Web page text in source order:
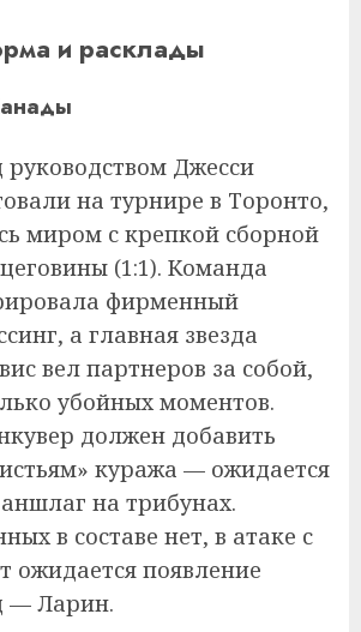
и расклады
Джесси
на турнире в Торонто,
миром с крепкой сборной
(1:1). Команда
фирменный
а главная звезда
вел партнеров за собой,
убойных моментов.
должен добавить
куража — ожидается
на трибунах.
в составе нет, в атаке с
ожидается появление
— Ларин.